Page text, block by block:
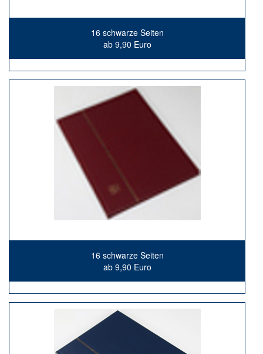
16 schwarze Seiten
ab 9,90 Euro
16 schwarze Seiten
ab 9,90 Euro